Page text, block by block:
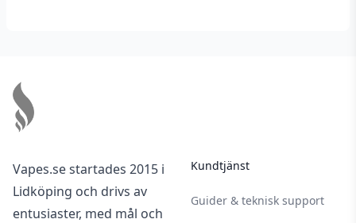
Vapes.se startades 2015 i
Lidköping och drivs av
entusiaster, med mål och
Kundtjänst
Guider & teknisk support